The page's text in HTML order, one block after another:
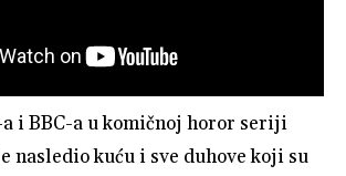
i BBC-a u komičnoj horor seriji
nasledio kuću i sve duhove koji su